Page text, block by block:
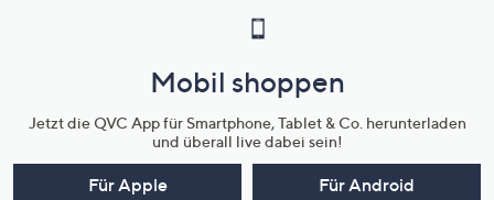
Mobil shoppen
Jetzt die QVC App für Smartphone, Tablet & Co. herunterladen
und überall live dabei sein!
Für Apple Für Android